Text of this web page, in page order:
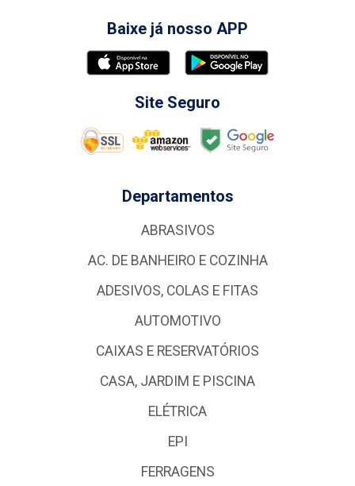
Baixe já nosso APP
Site Seguro
Departamentos
ABRASIVOS
AC. DE BANHEIRO E COZINHA
ADESIVOS, COLAS E FITAS
AUTOMOTIVO
CAIXAS E RESERVATÓRIOS
CASA, JARDIM E PISCINA
ELÉTRICA
EPI
FERRAGENS